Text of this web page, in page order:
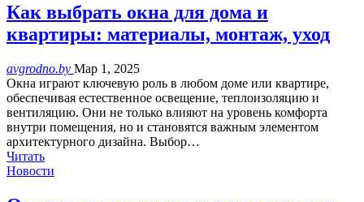
Как выбрать окна для дома и
квартиры: материалы, монтаж, уход
avgrodno.by Мар 1, 2025
Окна играют ключевую роль в любом доме или квартире,
обеспечивая естественное освещение, теплоизоляцию и
вентиляцию. Они не только влияют на уровень комфорта
внутри помещения, но и становятся важным элементом
архитектурного дизайна. Выбор…
Читать
Новости